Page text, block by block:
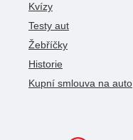
Kvízy
Testy aut
Žebříčky
Historie
Kupní smlouva na auto